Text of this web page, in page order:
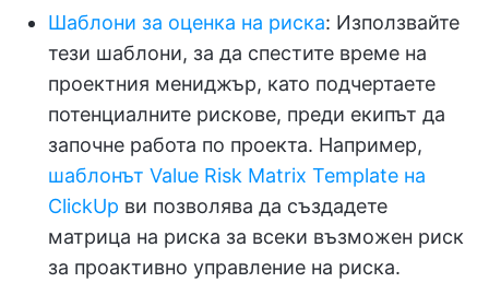
Шаблони за оценка на риска: Използвайте
тези шаблони, за да спестите време на
проектния мениджър, като подчертаете
потенциалните рискове, преди екипът да
започне работа по проекта. Например,
шаблонът Value Risk Matrix Template на
ClickUp ви позволява да създадете
матрица на риска за всеки възможен риск
за проактивно управление на риска.